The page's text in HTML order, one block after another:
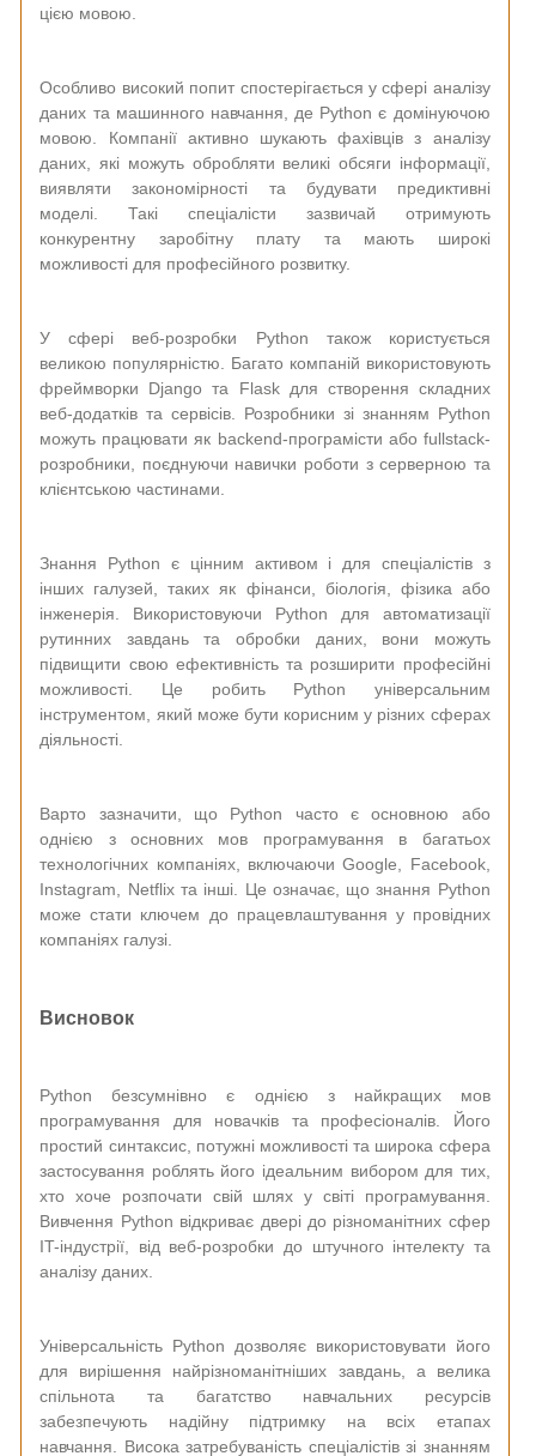
цією мовою.
Особливо високий попит спостерігається у сфері аналізу
даних та машинного навчання, де Python є домінуючою
мовою. Компанії активно шукають фахівців з аналізу
даних, які можуть обробляти великі обсяги інформації,
виявляти закономірності та будувати предиктивні
моделі. Такі спеціалісти зазвичай отримують
конкурентну заробітну плату та мають широкі
можливості для професійного розвитку.
У сфері веб-розробки Python також користується
великою популярністю. Багато компаній використовують
фреймворки Django та Flask для створення складних
веб-додатків та сервісів. Розробники зі знанням Python
можуть працювати як backend-програмісти або fullstack-
розробники, поєднуючи навички роботи з серверною та
клієнтською частинами.
Знання Python є цінним активом і для спеціалістів з
інших галузей, таких як фінанси, біологія, фізика або
інженерія. Використовуючи Python для автоматизації
рутинних завдань та обробки даних, вони можуть
підвищити свою ефективність та розширити професійні
можливості. Це робить Python універсальним
інструментом, який може бути корисним у різних сферах
діяльності.
Варто зазначити, що Python часто є основною або
однією з основних мов програмування в багатьох
технологічних компаніях, включаючи Google, Facebook,
Instagram, Netflix та інші. Це означає, що знання Python
може стати ключем до працевлаштування у провідних
компаніях галузі.
Висновок
Python безсумнівно є однією з найкращих мов
програмування для новачків та професіоналів. Його
простий синтаксис, потужні можливості та широка сфера
застосування роблять його ідеальним вибором для тих,
хто хоче розпочати свій шлях у світі програмування.
Вивчення Python відкриває двері до різноманітних сфер
IT-індустрії, від веб-розробки до штучного інтелекту та
аналізу даних.
Універсальність Python дозволяє використовувати його
для вирішення найрізноманітніших завдань, а велика
спільнота та багатство навчальних ресурсів
забезпечують надійну підтримку на всіх етапах
навчання. Висока затребуваність спеціалістів зі знанням